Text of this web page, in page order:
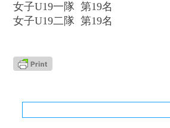
女子U19一隊 第19名
女子U19二隊 第19名